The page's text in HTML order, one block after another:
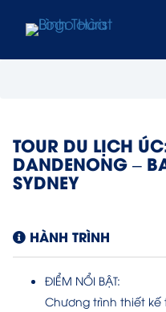
TOUR DU LỊCH
DANDENONG –
SYDNEY
HÀNH TRÌNH
ĐIỂM NỔI BẬT:
Chương trình thiết